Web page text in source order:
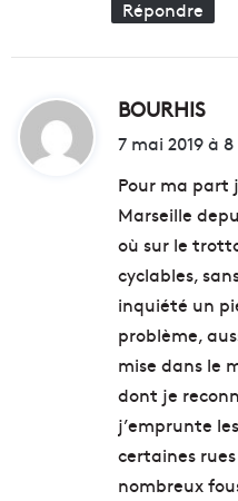
Répondre
BOURHIS
i
7 mai 2019 à
Pour ma part
Marseille
où sur le
cyclables,
inquiété un
problème,
mise dans le
dont je
j’emprunte
certaines
nombreux